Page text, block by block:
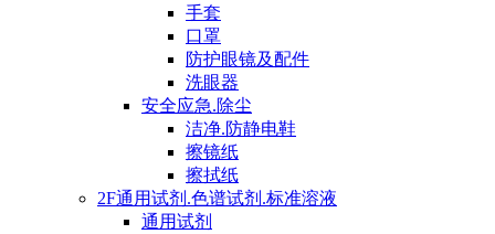
手套
口罩
防护眼镜及配件
洗眼器
安全应急.除尘
洁净.防静电鞋
擦镜纸
擦拭纸
2F通用试剂.色谱试剂.标准溶液
通用试剂